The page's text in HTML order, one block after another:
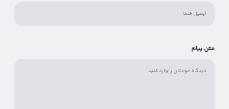
متن پیام